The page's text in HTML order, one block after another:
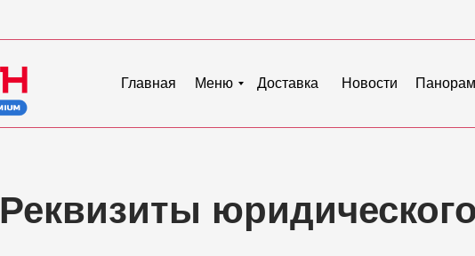
Главная Меню Доставка Новости
Реквизиты